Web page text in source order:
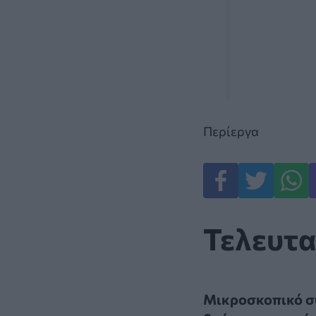
Περίεργα
Μικροσκοπικό